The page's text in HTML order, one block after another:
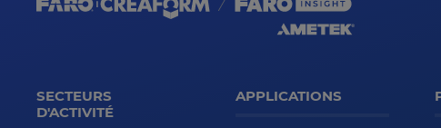
SECTEURS
D'ACTIVITÉ
APPLICATIONS